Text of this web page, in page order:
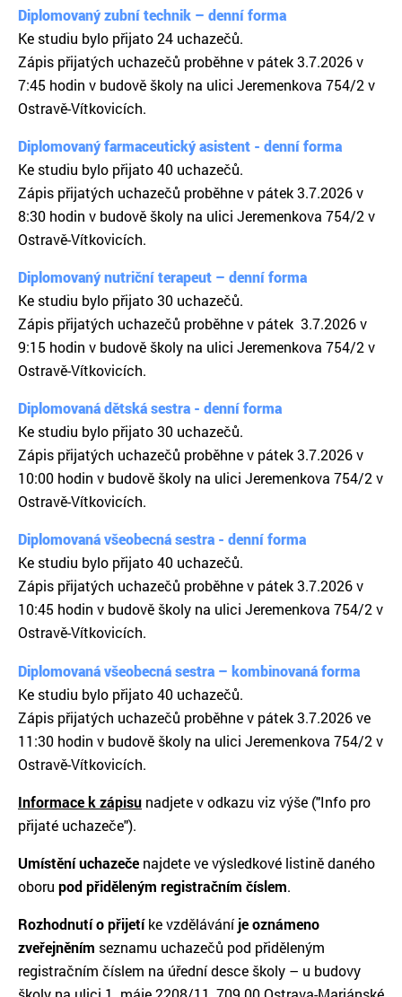
Diplomovaný zubní technik – denní forma
Ke studiu bylo přijato 24 uchazečů.
Zápis přijatých uchazečů proběhne v pátek 3.7.2026 v
7:45 hodin v budově školy na ulici Jeremenkova 754/2 v
Ostravě-Vítkovicích.
Diplomovaný farmaceutický asistent - denní forma
Ke studiu bylo přijato 40 uchazečů.
Zápis přijatých uchazečů proběhne v pátek 3.7.2026 v
8:30 hodin v budově školy na ulici Jeremenkova 754/2 v
Ostravě-Vítkovicích.
Diplomovaný nutriční terapeut – denní forma
Ke studiu bylo přijato 30 uchazečů.
Zápis přijatých uchazečů proběhne v pátek 3.7.2026 v
9:15 hodin v budově školy na ulici Jeremenkova 754/2 v
Ostravě-Vítkovicích.
Diplomovaná dětská sestra - denní forma
Ke studiu bylo přijato 30 uchazečů.
Zápis přijatých uchazečů proběhne v pátek 3.7.2026 v
10:00 hodin v budově školy na ulici Jeremenkova 754/2 v
Ostravě-Vítkovicích.
Diplomovaná všeobecná sestra - denní forma
Ke studiu bylo přijato 40 uchazečů.
Zápis přijatých uchazečů proběhne v pátek 3.7.2026 v
10:45 hodin v budově školy na ulici Jeremenkova 754/2 v
Ostravě-Vítkovicích.
Diplomovaná všeobecná sestra – kombinovaná forma
Ke studiu bylo přijato 40 uchazečů.
Zápis přijatých uchazečů proběhne v pátek 3.7.2026 ve
11:30 hodin v budově školy na ulici Jeremenkova 754/2 v
Ostravě-Vítkovicích.
Informace k zápisu nadjete v odkazu viz výše ("Info pro
přijaté uchazeče").
Umístění uchazeče najdete ve výsledkové listině daného
oboru pod přiděleným registračním číslem.
Rozhodnutí o přijetíke vzděláváníje oznámeno
zveřejněním seznamu uchazečů pod přiděleným
registračním číslem na úřední desce školy – u budovy